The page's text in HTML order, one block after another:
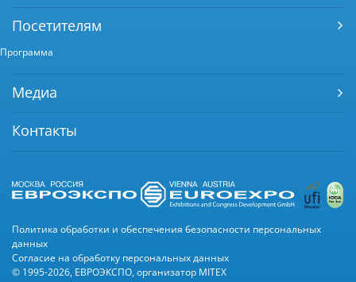
Посетителям
Программа
Медиа
Контакты
Политика обработки и обеспечения безопасности персональных
данных
Согласие на обработку персональных данных
© 1995-2026, ЕВРОЭКСПО, организатор MITEX